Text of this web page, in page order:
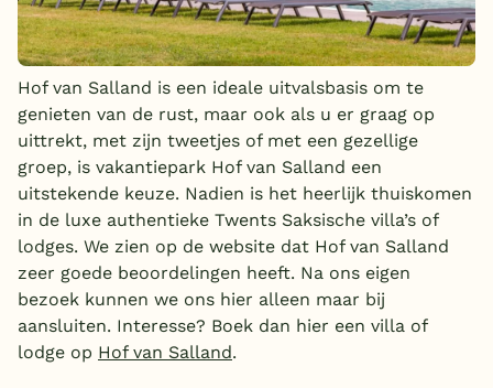
Hof van Salland is een ideale uitvalsbasis om te
genieten van de rust, maar ook als u er graag op
uittrekt, met zijn tweetjes of met een gezellige
groep, is vakantiepark Hof van Salland een
uitstekende keuze. Nadien is het heerlijk thuiskomen
in de luxe authentieke Twents Saksische villa’s of
lodges. We zien op de website dat Hof van Salland
zeer goede beoordelingen heeft. Na ons eigen
bezoek kunnen we ons hier alleen maar bij
aansluiten. Interesse? Boek dan hier een villa of
lodge op Hof van Salland.